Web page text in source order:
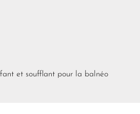
et soufflant pour la balnéo